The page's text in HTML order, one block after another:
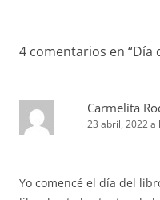
4 comentarios en “Día
Carmelita
23 abril, 2022 a
Yo comencé el día del